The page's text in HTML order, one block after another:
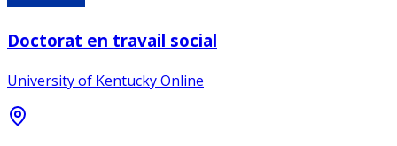
Doctorat en travail social
University of Kentucky Online